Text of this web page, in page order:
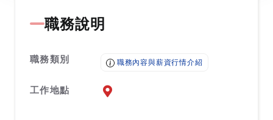
職務說明
職務類別 職務內容與薪資行情介紹
工作地點 前往查看地圖